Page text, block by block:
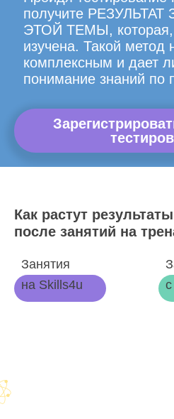
получите
ЭТОЙ ТЕМЫ, которая,
изучена. Такой метод
комплексным и дает
понимание знаний по
Как растут
после занятий на
Занятия
на Skills4u